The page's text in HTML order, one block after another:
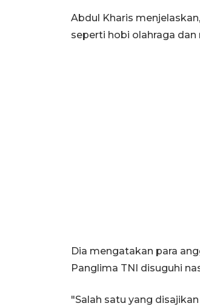
Abdul Kharis
seperti hobi olahraga dan
Dia mengatakan para
Panglima TNI disuguhi
"Salah satu yang